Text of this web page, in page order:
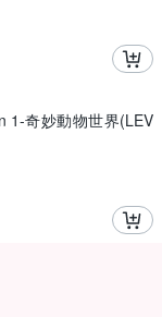
1-奇妙動物世界(LEV